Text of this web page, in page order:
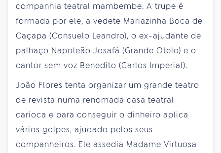
companhia teatral mambembe. A trupe é
formada por ele, a vedete Mariazinha Boca de
Caçapa (Consuelo Leandro), o ex-ajudante de
palhaço Napoleão Josafá (Grande Otelo) e o
cantor sem voz Benedito (Carlos Imperial).
João Flores tenta organizar um grande teatro
de revista numa renomada casa teatral
carioca e para conseguir o dinheiro aplica
vários golpes, ajudado pelos seus
companheiros. Ele assedia Madame Virtuosa